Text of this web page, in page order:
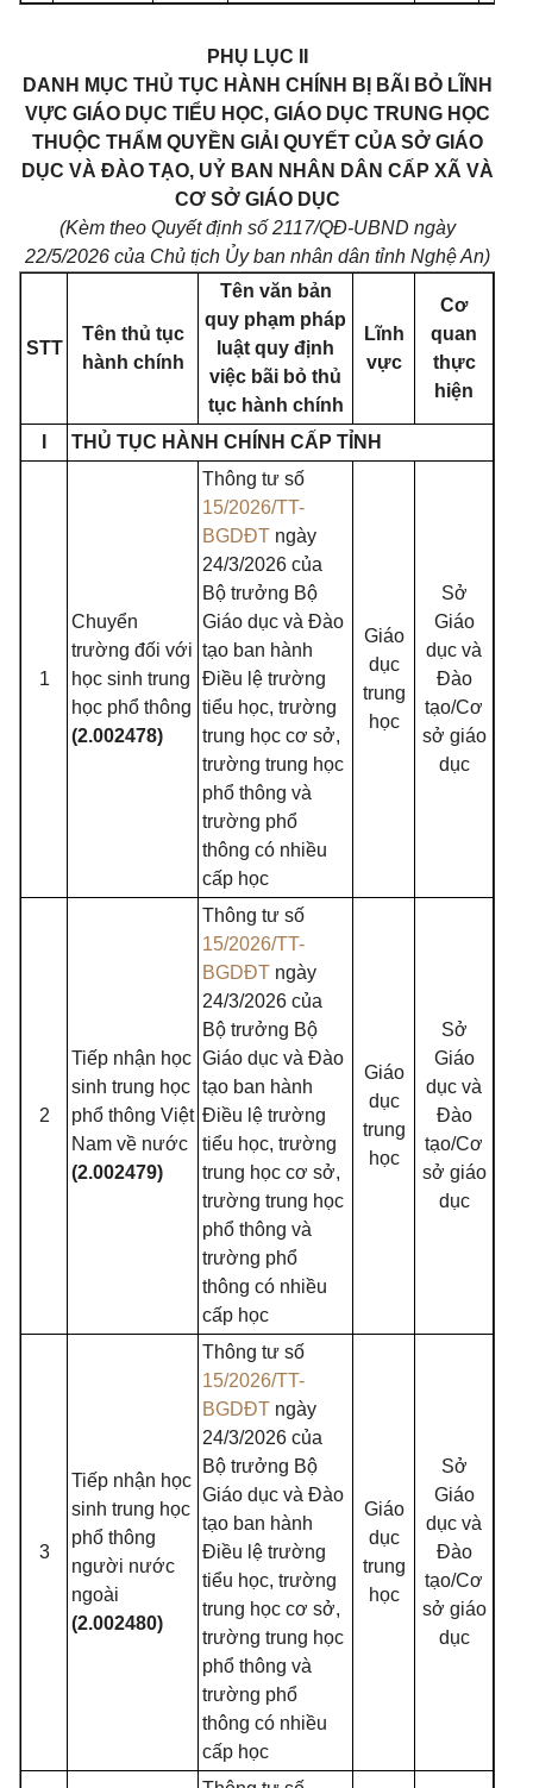
PHỤ LỤC II
DANH MỤC THỦ TỤC HÀNH CHÍNH BỊ BÃI BỎ LĨNH
VỰC GIÁO DỤC TIỂU HỌC, GIÁO DỤC TRUNG HỌC
THUỘC THẨM QUYỀN GIẢI QUYẾT CỦA SỞ GIÁO
DỤC VÀ ĐÀO TẠO, UỶ BAN NHÂN DÂN CẤP XÃ VÀ
CƠ SỞ GIÁO DỤC
(Kèm theo Quyết định số 2117/QĐ-UBND ngày
22/5/2026 của Chủ tịch Ủy ban nhân dân tỉnh Nghệ An)
STT
Tên thủ tục
hành chính
Tên văn bản
quy phạm pháp
luật quy định
việc bãi bỏ thủ
tục hành chính
Lĩnh
vực
Cơ
quan
thực
hiện
THỦ TỤC HÀNH CHÍNH CẤP TỈNH
1
Chuyển
trường đối với
học sinh trung
học phổ thông
(2.002478)
Thông tư số
15/2026/TT-
BGDĐT ngày
24/3/2026 của
Bộ trưởng Bộ
Giáo dục và Đào
tạo ban hành
Điều lệ trường
tiểu học, trường
trung học cơ sở,
trường trung học
phổ thông và
trường phổ
thông có nhiều
cấp học
Giáo
dục
trung
học
Sở
Giáo
dục và
Đào
tạo/Cơ
sở giáo
dục
2
Tiếp nhận học
sinh trung học
phổ thông Việt
Nam về nước
(2.002479)
Thông tư số
15/2026/TT-
BGDĐT ngày
24/3/2026 của
Bộ trưởng Bộ
Giáo dục và Đào
tạo ban hành
Điều lệ trường
tiểu học, trường
trung học cơ sở,
trường trung học
phổ thông và
trường phổ
thông có nhiều
cấp học
Giáo
dục
trung
học
Sở
Giáo
dục và
Đào
tạo/Cơ
sở giáo
dục
3
Tiếp nhận học
sinh trung học
phổ thông
người nước
ngoài
(2.002480)
Thông tư số
15/2026/TT-
BGDĐT ngày
24/3/2026 của
Bộ trưởng Bộ
Giáo dục và Đào
tạo ban hành
Điều lệ trường
tiểu học, trường
trung học cơ sở,
trường trung học
phổ thông và
trường phổ
thông có nhiều
cấp học
Giáo
dục
trung
học
Sở
Giáo
dục và
Đào
tạo/Cơ
sở giáo
dục